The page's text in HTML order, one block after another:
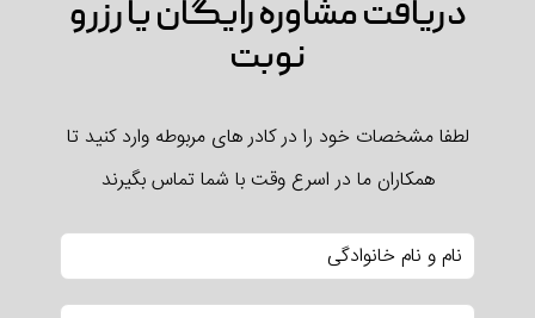
دریافت مشاوره رایگان یا رزرو
نوبت
لطفا مشخصات خود را در کادر های مربوطه وارد کنید تا
همکاران ما در اسرع وقت با شما تماس بگیرند